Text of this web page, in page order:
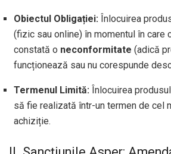
Obiectul Obligației: Înlocuirea
(fizic sau online) în momentul în care
constată o neconformitate (adică
funcționează sau nu corespunde
Termenul Limită: Înlocuirea
să fie realizată într-un termen de cel
achiziție.